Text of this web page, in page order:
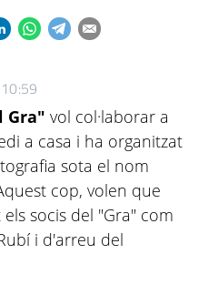
Gra" vol col·laborar a
a casa i ha organitzat
sota el nom
cop, volen que
socis del "Gra" com
i d'arreu del